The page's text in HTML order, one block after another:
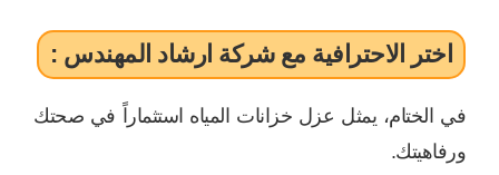
اختر الاحترافية مع شركة ارشاد المهندس :
في الختام، يمثل عزل خزانات المياه استثماراً في صحتك
ورفاهيتك.